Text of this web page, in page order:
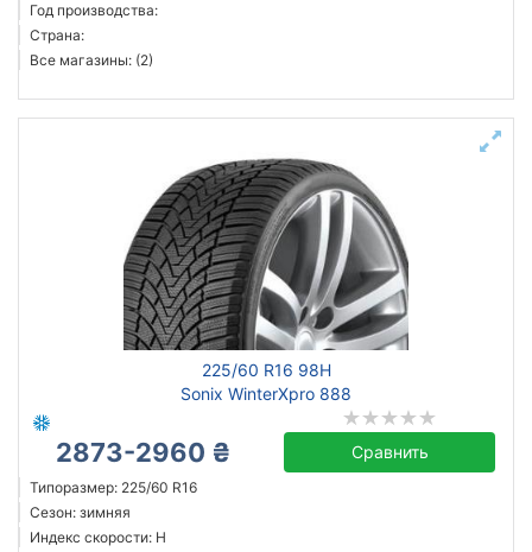
Год производства:
Страна:
Все магазины: (2)
225/60 R16 98H
Sonix WinterXpro 888
2873-2960 ₴ Сравнить
Типоразмер: 225/60 R16
Сезон: зимняя
Индекс скорости: H